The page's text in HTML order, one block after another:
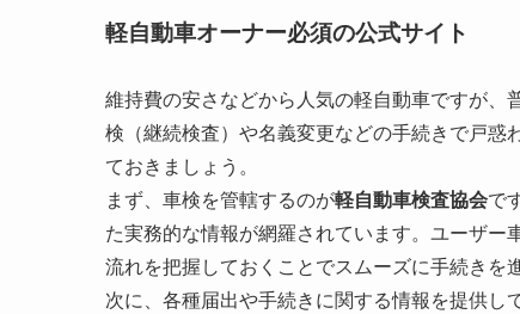
軽自動車オーナー必須の公式サイト
維持費の安さなどから人気の軽自動車ですが、
検（継続検査）や名義変更などの手続きで戸惑
ておきましょう。
まず、車検を管轄するのが軽自動車検査協会で
た実務的な情報が網羅されています。ユーザー
流れを把握しておくことでスムーズに手続きを
次に、各種届出や手続きに関する情報を提供し